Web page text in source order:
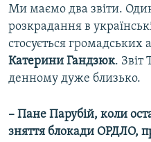
Ми маємо два звіти.
розкрадання в
стосується громадських
Катерини Гандзюк. Звіт
денному дуже близько.
– Пане Парубій, коли
зняття блокади ОРДЛО,